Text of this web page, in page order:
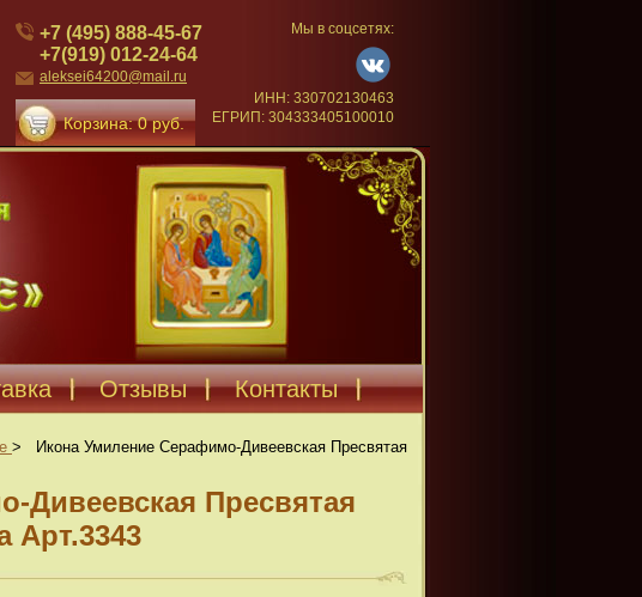
+7 (495) 888-45-67
+7(919) 012-24-64
aleksei64200@mail.ru
Корзина: 0 руб.
Мы в соцсетях:
ИНН: 330702130463
ЕГРИП: 304333405100010
Отзывы Контакты
>
Икона Умиление Серафимо-Дивеевская Пресвятая
Дивеевская Пресвятая
Арт.3343